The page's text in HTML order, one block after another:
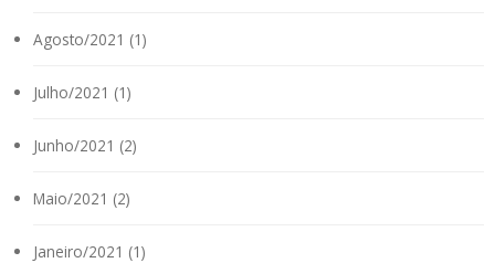
Agosto/2021 (1)
Julho/2021 (1)
Junho/2021 (2)
Maio/2021 (2)
Janeiro/2021 (1)